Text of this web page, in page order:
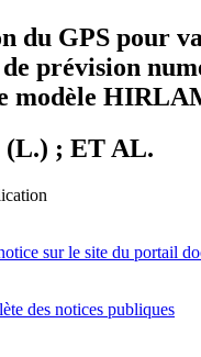
du GPS pour
de prévision
modèle
; ET AL.
sur le site du portail
des notices publiques